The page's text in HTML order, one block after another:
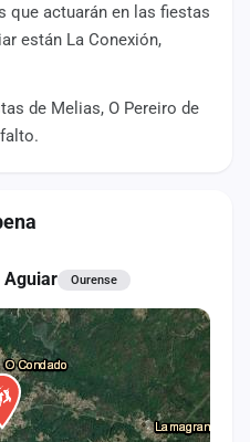
que actuarán en las fiestas
están La Conexión,
de Melias, O Pereiro de
Aguiar Ourense